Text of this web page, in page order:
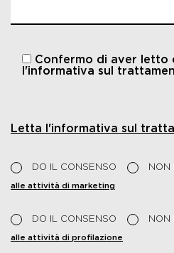
Confermo di aver letto
l'informativa sul
Letta l'informativa sul
DO IL CONSENSO NON
alle attività di marketing
DO IL CONSENSO NON
alle attività di profilazione